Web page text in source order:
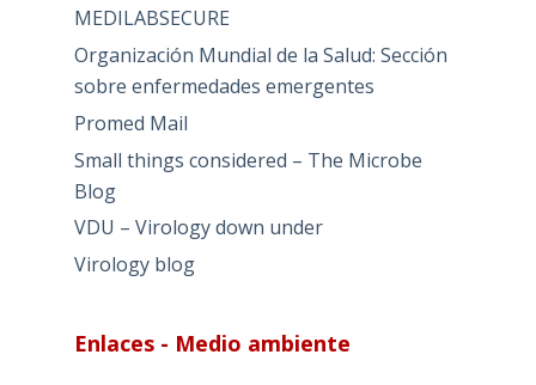
MEDILABSECURE
Organización Mundial de la Salud: Sección
sobre enfermedades emergentes
Promed Mail
Small things considered – The Microbe
Blog
VDU – Virology down under
Virology blog
Enlaces - Medio ambiente